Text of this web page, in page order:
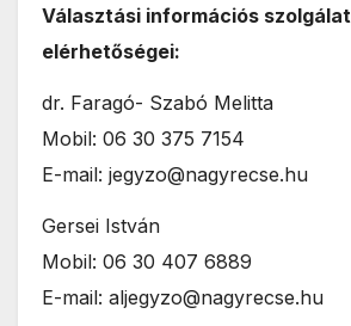
Választási információs szolgálat
elérhetőségei:
dr. Faragó- Szabó Melitta
Mobil: 06 30 375 7154
E-mail: jegyzo@nagyrecse.hu
Gersei István
Mobil: 06 30 407 6889
E-mail: aljegyzo@nagyrecse.hu